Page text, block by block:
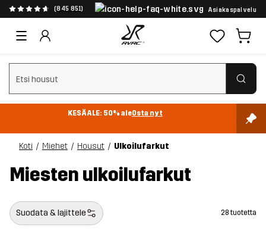
(845 851) Asiakaspalvelu
Tyhjennä haku
KESÄALE: 50% aleOsta nyt
Koti Miehet Housut Ulkoilufarkut
Miesten ulkoilufarkut
Suodata & lajittele 28 tuotetta